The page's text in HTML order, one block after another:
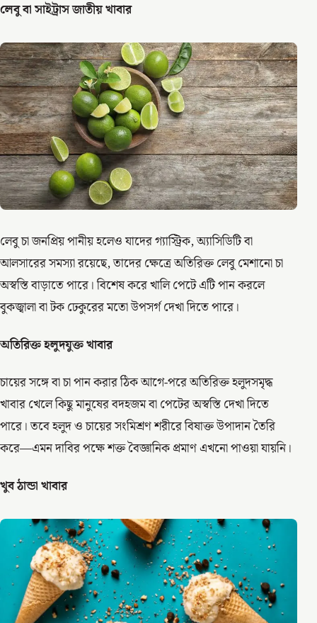
লেবু বা সাইট্রাস জাতীয় খাবার
লেবু চা জনপ্রিয় পানীয় হলেও যাদের গ্যাস্ট্রিক, অ্যাসিডিটি বা
আলসারের সমস্যা রয়েছে, তাদের ক্ষেত্রে অতিরিক্ত লেবু মেশানো চা
অস্বস্তি বাড়াতে পারে। বিশেষ করে খালি পেটে এটি পান করলে
বুকজ্বালা বা টক ঢেকুরের মতো উপসর্গ দেখা দিতে পারে।
অতিরিক্ত হলুদযুক্ত খাবার
চায়ের সঙ্গে বা চা পান করার ঠিক আগে-পরে অতিরিক্ত হলুদসমৃদ্ধ
খাবার খেলে কিছু মানুষের বদহজম বা পেটের অস্বস্তি দেখা দিতে
পারে। তবে হলুদ ও চায়ের সংমিশ্রণ শরীরে বিষাক্ত উপাদান তৈরি
করে—এমন দাবির পক্ষে শক্ত বৈজ্ঞানিক প্রমাণ এখনো পাওয়া যায়নি।
খুব ঠান্ডা খাবার